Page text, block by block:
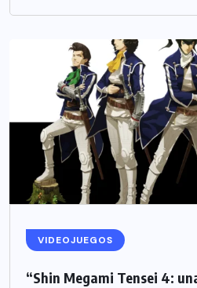
VIDEOJUEGOS
“Shin Megami Tensei 4: